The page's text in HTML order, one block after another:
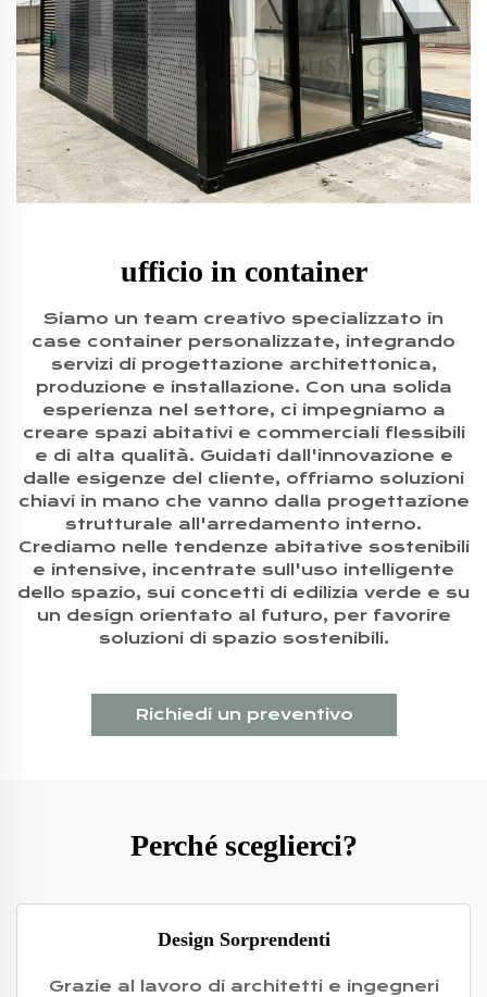
ufficio in container
Siamo un team creativo specializzato in
case container personalizzate, integrando
servizi di progettazione architettonica,
produzione e installazione. Con una solida
esperienza nel settore, ci impegniamo a
creare spazi abitativi e commerciali flessibili
e di alta qualità. Guidati dall'innovazione e
dalle esigenze del cliente, offriamo soluzioni
chiavi in mano che vanno dalla progettazione
strutturale all'arredamento interno.
Crediamo nelle tendenze abitative sostenibili
e intensive, incentrate sull'uso intelligente
dello spazio, sui concetti di edilizia verde e su
un design orientato al futuro, per favorire
soluzioni di spazio sostenibili.
Richiedi un preventivo
Perché sceglierci?
Design Sorprendenti
Grazie al lavoro di architetti e ingegneri